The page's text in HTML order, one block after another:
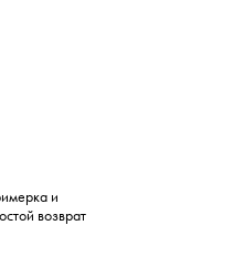
и
возврат